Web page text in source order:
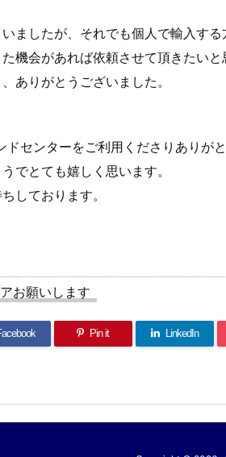
ましたが、それでも個人で輸入す
機会があれば依頼させて頂きたいと
ありがとうございました。
ドセンターをご利用くださりありがと
でとても嬉しく思います。
しております。
お願いします
Pin it LinkedIn